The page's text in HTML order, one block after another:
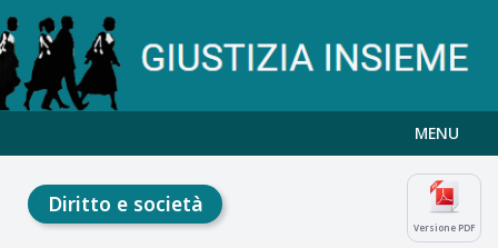
MENU
Versione PDF
Diritto e società